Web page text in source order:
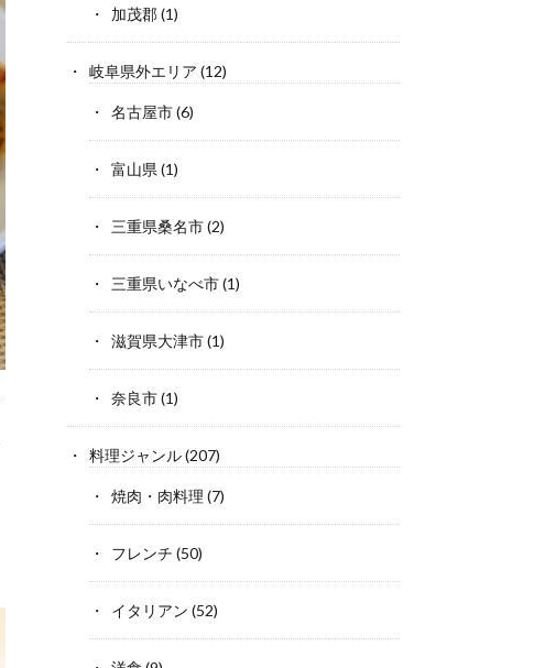
加茂郡(1)
岐阜県外エリア (12)
名古屋市(6)
富山県 (1)
三重県桑名市(2)
三重県いなべ市(1)
滋賀県大津市(1)
奈良市(1)
料理ジャンル(207)
焼肉・肉料理 (7)
フレンチ (50)
イタリアン (52)